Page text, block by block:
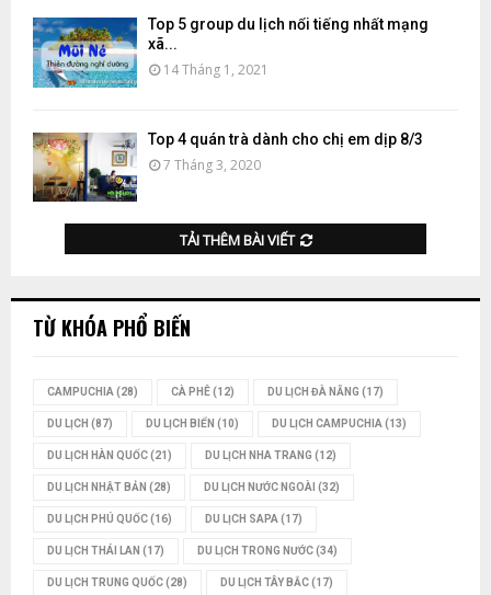
Top 5 group du lịch nổi tiếng nhất mạng
xã...
14 Tháng 1, 2021
Top 4 quán trà dành cho chị em dịp 8/3
7 Tháng 3, 2020
TẢI THÊM BÀI VIẾT
TỪ KHÓA PHỔ BIẾN
CAMPUCHIA (28) CÀ PHÊ(12) DU LỊCH ĐÀ NẴNG (17)
DU LỊCH (87) DU LỊCH BIỂN (10) DU LỊCH CAMPUCHIA (13)
DU LỊCH HÀN QUỐC(21) DU LỊCH NHA TRANG (12)
DU LỊCH NHẬT BẢN (28) DU LỊCH NƯỚC NGOÀI (32)
DU LỊCH PHÚ QUỐC(16) DU LỊCH SAPA (17)
DU LỊCH THÁI LAN (17) DU LỊCH TRONG NƯỚC(34)
DU LỊCH TRUNG QUỐC(28) DU LỊCH TÂY BẮC(17)